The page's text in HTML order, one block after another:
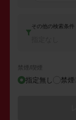
その他の検索条件
禁煙/喫煙
指定無し 禁煙